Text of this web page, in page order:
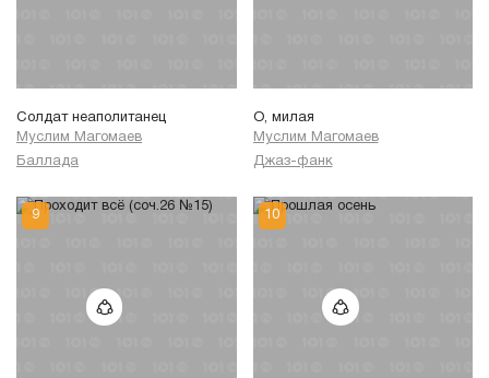
Солдат неаполитанец
Муслим Магомаев
Баллада
О, милая
Муслим Магомаев
Джаз-фанк